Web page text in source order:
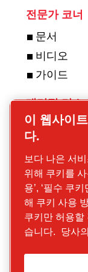
전문가 코너
문서
비디오
가이드
대리점 리소
대리점 신
기
Get in
Get in
equipment
mobile
이 웹사이
다.
보다 나은 서
위해 쿠키를
용’, ‘필수 쿠
해 쿠키 사용
쿠키만 허용할
습니다.
당사